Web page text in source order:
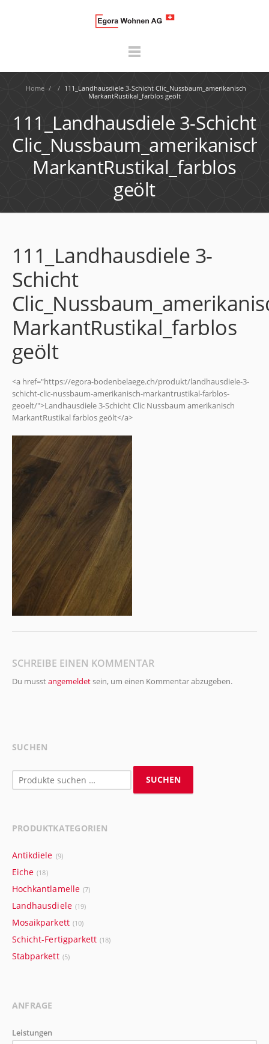
Home / / 111_Landhausdiele 3-Schicht Clic_Nussbaum_amerikanisch
MarkantRustikal_farblos geölt
111_Landhausdiele 3-Schicht
Clic_Nussbaum_amerikanisch
MarkantRustikal_farblos
geölt
111_Landhausdiele 3-
Schicht
MarkantRustikal_farblos
geölt
<a href="https://egora-bodenbelaege.ch/produkt/landhausdiele-3-
schicht-clic-nussbaum-amerikanisch-markantrustikal-farblos-
geoelt/">Landhausdiele 3-Schicht Clic Nussbaum amerikanisch
MarkantRustikal farblos geölt</a>
SCHREIBE EINEN KOMMENTAR
Du musstangemeldetsein, um einen Kommentar abzugeben.
SUCHEN
Suchen
nach:
SUCHEN
PRODUKTKATEGORIEN
Antikdiele (9)
Eiche (18)
Hochkantlamelle (7)
Landhausdiele (19)
Mosaikparkett (10)
Schicht-Fertigparkett (18)
Stabparkett (5)
ANFRAGE
Leistungen